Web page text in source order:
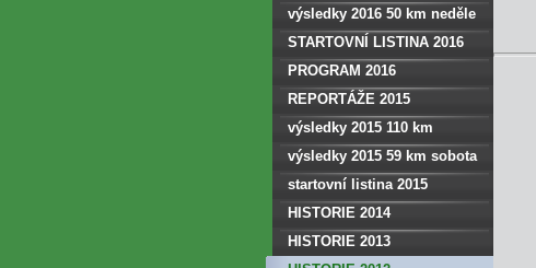
výsledky 2016 50 km neděle
STARTOVNÍ LISTINA 2016
PROGRAM 2016
REPORTÁŽE 2015
výsledky 2015 110 km
výsledky 2015 59 km sobota
startovní listina 2015
HISTORIE 2014
HISTORIE 2013